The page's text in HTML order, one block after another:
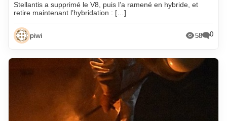
Stellantis a supprimé le V8, puis l’a ramené en hybride, et
retire maintenant l’hybridation : […]
piwi 58 0